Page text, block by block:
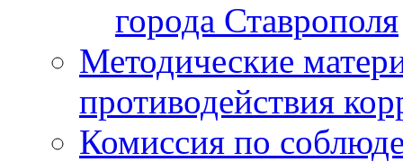
города Ставрополя
Методические
противодействия
Комиссия по